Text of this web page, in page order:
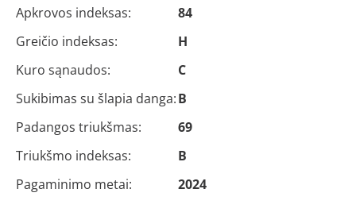
Apkrovos indeksas:
84
Greičio indeksas:
H
Kuro sąnaudos:
C
Sukibimas su šlapia danga:B
Padangos triukšmas:
69
Triukšmo indeksas:
B
Pagaminimo metai:
2024